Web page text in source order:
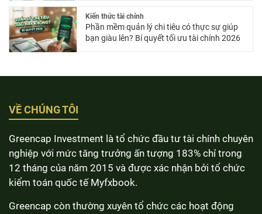
Kiến thức tài chính
Phần mềm quản lý chi tiêu có thực sự giúp
bạn giàu lên? Bí quyết tối ưu tài chính 2026
VỀ CHÚNG TÔI
Greencap Investment là tổ chức đầu tư tài chính chuyên
nghiệp với mức tăng trưởng ấn tượng 183% chỉ trong
12 tháng của năm 2015 và được xác nhận bởi tổ chức
kiểm toán quốc tế Myfxbook.
Greencap còn thường xuyên tổ chức các hoạt động